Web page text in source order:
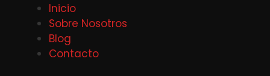
Inicio
Sobre Nosotros
Blog
Contacto